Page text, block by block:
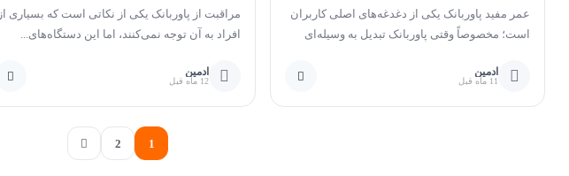
عمر مفید پاوربانک یکی از دغدغه‌های اصلی کاربران
است؛ مخصوصاً وقتی پاوربانک تبدیل به وسیله‌ای
ادمین
11 ماه قبل
مراقبت از پاوربانک یکی از نکاتی است که بسیاری از
افراد به آن توجه نمی‌کنند، اما این دستگاه‌های...
ادمین
12 ماه قبل
1
2